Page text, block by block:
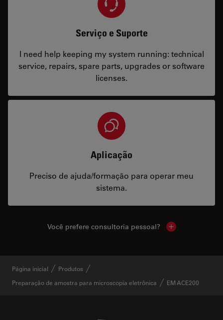
Serviço e Suporte
I need help keeping my system running: technical
service, repairs, spare parts, upgrades or software
licenses.
Aplicação
Preciso de ajuda/formação para operar meu
sistema.
Você prefere consultoria pessoal? Show local
Página inicial
Produtos
Preparação de amostra para microscopia eletrônica
EM ACE200